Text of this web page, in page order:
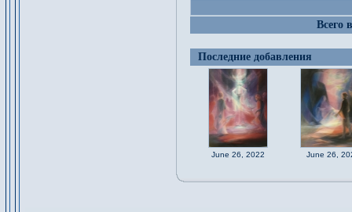
Всего
Последние добавления
June 26, 2022 June 26,